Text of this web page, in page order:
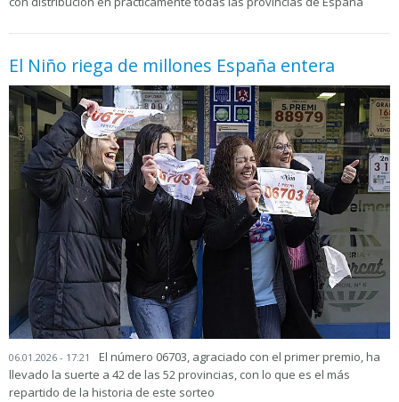
El Niño riega de millones España entera
06.01.2026 - 17:21
El número 06703, agraciado con el primer premio, ha
llevado la suerte a 42 de las 52 provincias, con lo que es el más
repartido de la historia de este sorteo